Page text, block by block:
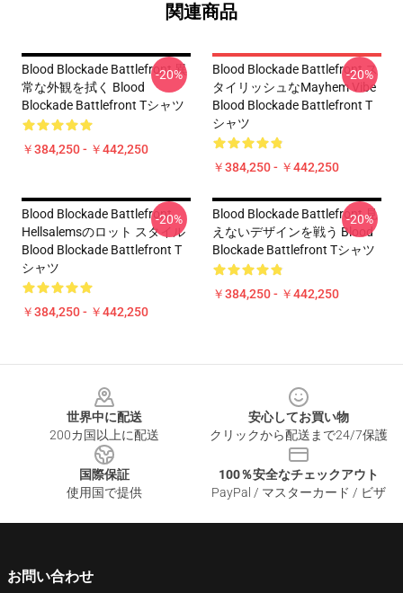
関連商品
Blood Blockade Battlefront 異
常な外観を拭く Blood
Blockade Battlefront Tシャツ
￥384,250 - ￥442,250
-20%
Blood Blockade Battlefront ス
タイリッシュなMayhem Vibe
Blood Blockade Battlefront T
シャツ
￥384,250 - ￥442,250
-20%
Blood Blockade Battlefront
Hellsalemsのロット スタイル
Blood Blockade Battlefront T
シャツ
￥384,250 - ￥442,250
-20%
Blood Blockade Battlefront 見
えないデザインを戦う Blood
Blockade Battlefront Tシャツ
￥384,250 - ￥442,250
-20%
世界中に配送
200カ国以上に配送
安心してお買い物
クリックから配送まで24/7保護
国際保証
使用国で提供
100％安全なチェックアウト
PayPal / マスターカード / ビザ
お問い合わせ